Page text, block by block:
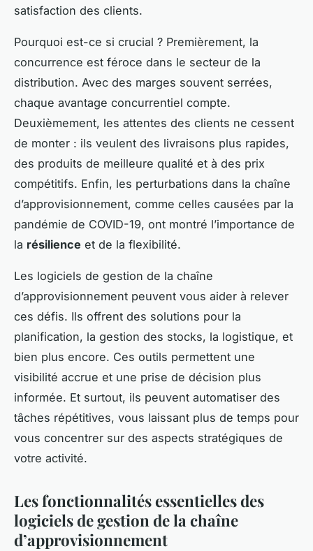
satisfaction des clients.
Pourquoi est-ce si crucial ? Premièrement, la
concurrence est féroce dans le secteur de la
distribution. Avec des marges souvent serrées,
chaque avantage concurrentiel compte.
Deuxièmement, les attentes des clients ne cessent
de monter : ils veulent des livraisons plus rapides,
des produits de meilleure qualité et à des prix
compétitifs. Enfin, les perturbations dans la chaîne
d’approvisionnement, comme celles causées par la
pandémie de COVID-19, ont montré l’importance de
la résilience et de la flexibilité.
Les logiciels de gestion de la chaîne
d’approvisionnement peuvent vous aider à relever
ces défis. Ils offrent des solutions pour la
planification, la gestion des stocks, la logistique, et
bien plus encore. Ces outils permettent une
visibilité accrue et une prise de décision plus
informée. Et surtout, ils peuvent automatiser des
tâches répétitives, vous laissant plus de temps pour
vous concentrer sur des aspects stratégiques de
votre activité.
Les fonctionnalités essentielles des
logiciels de gestion de la chaîne
d’approvisionnement